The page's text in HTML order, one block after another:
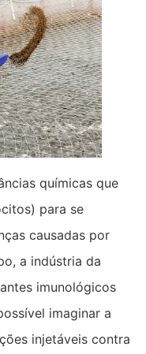
químicas que
para se
causadas por
a indústria da
imunológicos
imaginar a
injetáveis ​​contra